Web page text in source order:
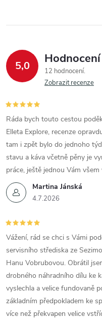
5,0
12 hodnocení
Zobrazit recenze
Martina Jánská
4.7.2026
Ráda bych touto cestou
Elleta Explore, recenze
tam i zpět bylo do jednoho
stavu a káva včetně pěny je
práce, ještě jednou Vám všem
Vážení, rád se chci s Vámi
servisního střediska ze
Hanu Vobrubovou. Obrátil
drobného náhradního dílu ke
vyslechla a velice fundovaně
základním předpokladem ke
více než překvapen velice